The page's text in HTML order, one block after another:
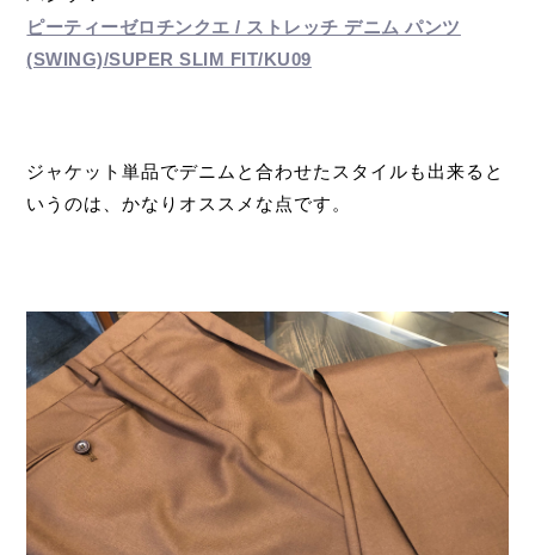
ピーティーゼロチンクエ / ストレッチ デニム パンツ
(SWING)/SUPER SLIM FIT/KU09
ジャケット単品でデニムと合わせたスタイルも出来ると
いうのは、かなりオススメな点です。